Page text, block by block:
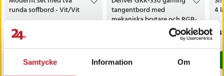
Samtycke Information Om
runda soffbord - Vit/Vit
Nuvarande pris
799 kr
799 kr
I lager, levereras inom 1-2 vardagar
Köp
tangentbord med
mekaniska brytare och RGB-
belysning – Nordic layout
399 kr
I lager, levereras inom 1-2 vardagar
4